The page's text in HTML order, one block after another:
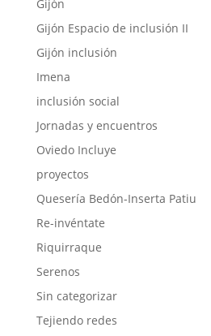
Gijón
Gijón Espacio de inclusión II
Gijón inclusión
Imena
inclusión social
Jornadas y encuentros
Oviedo Incluye
proyectos
Quesería Bedón-Inserta Patiu
Re-invéntate
Riquirraque
Serenos
Sin categorizar
Tejiendo redes